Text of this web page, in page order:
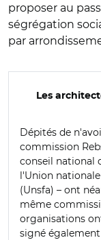
proposer au
ségrégation
par
Les
Dépités de
commission
conseil national
l'Union
(Unsfa) – ont
même
organisations
signé